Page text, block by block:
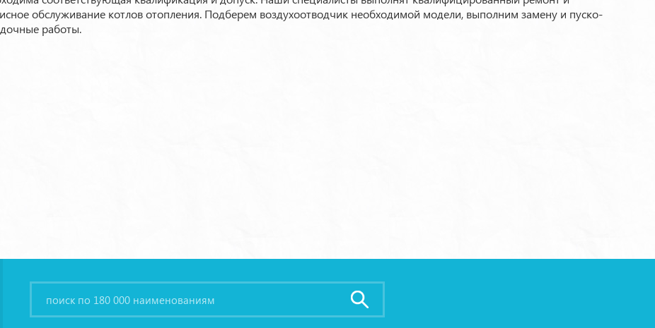
обслуживание котлов отопления. Подберем воздухоотводчик необходимой модели, выполним замену и пуско-
работы.